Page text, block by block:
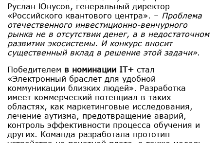
Руслан Юнусов, генеральный директор
«Российского квантового центра». – Проблема
отечественного инвестиционно-венчурного
рынка не в отсутствии денег, а в недостаточном
развитии экосистемы. И конкурс вносит
существенный вклад в решение этой задачи».
Победителем в номинации IT+ стал
«Электронный браслет для удобной
коммуникации близких людей». Разработка
имеет коммерческий потенциал в таких
областях, как маркетинговые исследования,
лечение аутизма, предотвращение аварий,
контроль эффективности процесса обучения и
других. Команда разработала прототип